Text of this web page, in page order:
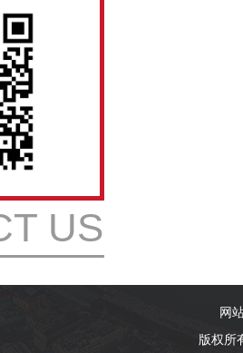
US
网
版权所